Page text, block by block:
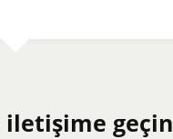
iletişime geçin